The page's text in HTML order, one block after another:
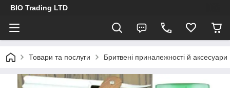
BIO Trading LTD
Товари та послуги Бритвені приналежності й аксесуари